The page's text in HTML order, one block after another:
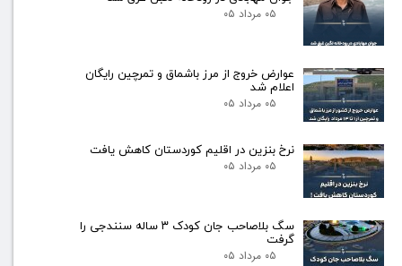
۰۵ مرداد ۰۵
عوارض خروج از مرز باشماق و تمرچین رایگان
اعلام شد
۰۵ مرداد ۰۵
نرخ بنزین در اقلیم کوردستان کاهش یافت
۰۵ مرداد ۰۵
سگ بلاصاحب جان کودک ۳ ساله سنندجی را
گرفت
۰۵ مرداد ۰۵